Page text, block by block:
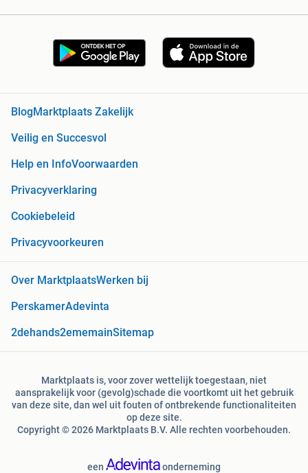
Blog Marktplaats Zakelijk
Veilig en Succesvol
Help en InfoVoorwaarden
Privacyverklaring
Cookiebeleid
Privacyvoorkeuren
Over MarktplaatsWerken bij
PerskamerAdevinta
2dehands2ememainSitemap
Marktplaats is, voor zover wettelijk toegestaan, niet
aansprakelijk voor (gevolg)schade die voortkomt uit het gebruik
van deze site, dan wel uit fouten of ontbrekende functionaliteiten
op deze site.
Copyright © 2026 Marktplaats B.V. Alle rechten voorbehouden.
een onderneming